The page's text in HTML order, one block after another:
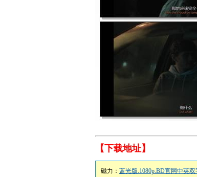
【下载地址】
磁力： 蓝光版.1080p.BD官网中英双